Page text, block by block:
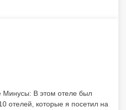
отелей, которые я посетил на
торчали провода около
бельё. В ванной